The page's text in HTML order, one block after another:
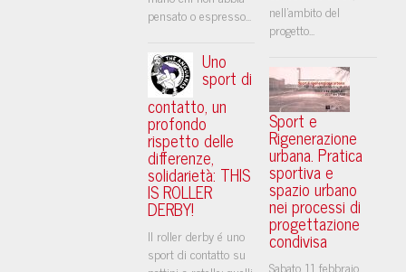
pensato o espresso...
Uno
sport di
contatto, un
profondo
rispetto delle
differenze,
solidarietà: THIS
IS ROLLER
DERBY!
Il roller derby é uno
sport di contatto su
nell'ambito del
progetto...
Sport e
Rigenerazione
urbana. Pratica
sportiva e
spazio urbano
nei processi di
progettazione
condivisa
Sabato 11 febbraio